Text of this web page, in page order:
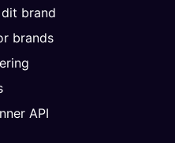
brand
brands
API